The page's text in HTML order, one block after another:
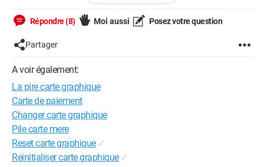
SVP, de l'aide, je vais craquer... Merci d'avance... ;)
Répondre (8) Moi aussi Posez votre question
Partager
A voir également:
La pire carte graphique
Carte de paiement
Changer carte graphique
Pile carte mere
Reset carte graphique ✓
Reinitialiser carte graphique ✓